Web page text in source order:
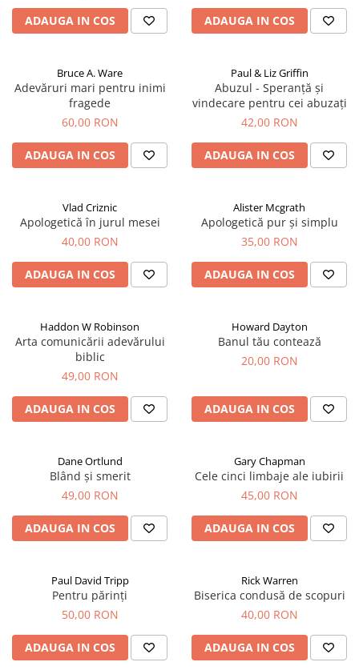
ADAUGA IN COS ADAUGA IN COS
Bruce A. Ware
Adevăruri mari pentru inimi
fragede
60,00 RON
ADAUGA IN COS
Paul & Liz Griffin
Abuzul - Speranță și
vindecare pentru cei abuzați
42,00 RON
ADAUGA IN COS
Vlad Criznic
Apologetică în jurul mesei
40,00 RON
ADAUGA IN COS
Alister Mcgrath
Apologetică pur și simplu
35,00 RON
ADAUGA IN COS
Haddon W Robinson
Arta comunicării adevărului
biblic
49,00 RON
ADAUGA IN COS
Howard Dayton
Banul tău contează
20,00 RON
ADAUGA IN COS
Dane Ortlund
Blând și smerit
49,00 RON
ADAUGA IN COS
Gary Chapman
Cele cinci limbaje ale iubirii
45,00 RON
ADAUGA IN COS
Paul David Tripp
Pentru părinți
50,00 RON
ADAUGA IN COS
Rick Warren
Biserica condusă de scopuri
40,00 RON
ADAUGA IN COS